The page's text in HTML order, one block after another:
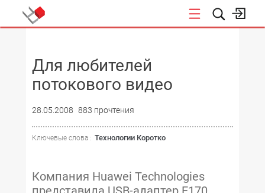
Для любителей
потокового видео
28.05.2008 883 прочтения
Ключевые слова : Технологии Коротко
Компания Huawei Technologies